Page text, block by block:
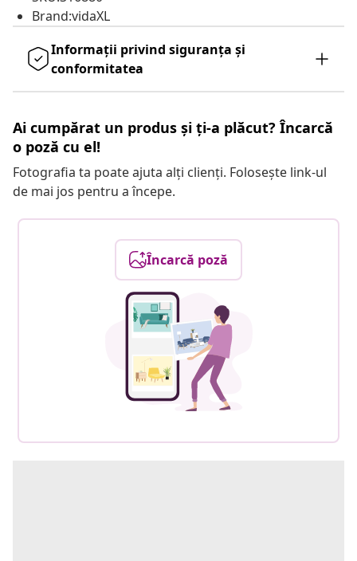
Brand:vidaXL
Informații privind siguranța și
conformitatea
Ai cumpărat un produs și ți-a plăcut? Încarcă
o poză cu el!
Fotografia ta poate ajuta alți clienți. Folosește link-ul
de mai jos pentru a începe.
Încarcă poză